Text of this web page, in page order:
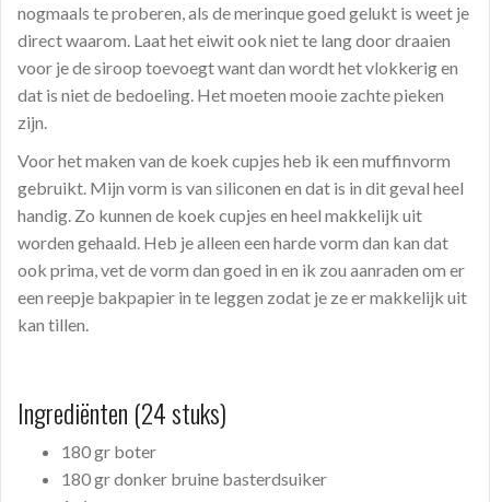
nogmaals te proberen, als de merinque goed gelukt is weet je
direct waarom. Laat het eiwit ook niet te lang door draaien
voor je de siroop toevoegt want dan wordt het vlokkerig en
dat is niet de bedoeling. Het moeten mooie zachte pieken
zijn.
Voor het maken van de koek cupjes heb ik een muffinvorm
gebruikt. Mijn vorm is van siliconen en dat is in dit geval heel
handig. Zo kunnen de koek cupjes en heel makkelijk uit
worden gehaald. Heb je alleen een harde vorm dan kan dat
ook prima, vet de vorm dan goed in en ik zou aanraden om er
een reepje bakpapier in te leggen zodat je ze er makkelijk uit
kan tillen.
Ingrediënten (24 stuks)
180 gr boter
180 gr donker bruine basterdsuiker